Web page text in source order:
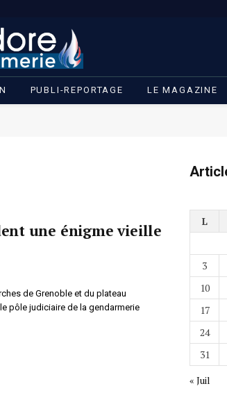
PUBLI-REPORTAGE LE MAGAZINE
une énigme vieille
de Grenoble et du plateau
pôle judiciaire de la gendarmerie
L
3
10
17
24
31
« Juil